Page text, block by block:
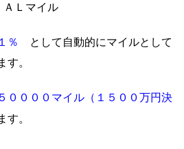
ＡＬマイル
％
として自動的にマイルとして
。
００００マイル（１５００万円決
す。